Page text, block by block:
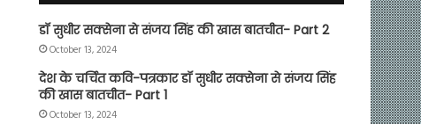
डॉ सुधीर सक्सेना से संजय सिंह की खास बातचीत- Part 2
October 13, 2024
देश के चर्चित कवि-पत्रकार डॉ सुधीर सक्सेना से संजय सिंह
की खास बातचीत- Part 1
October 13, 2024